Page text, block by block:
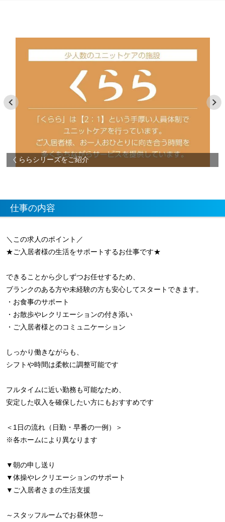
くららシリーズをご紹介
仕事の内容
＼この求人のポイント／
★ご入居者様の生活をサポートするお仕事です★
できることから少しずつお任せするため、
ブランクのある方や未経験の方も安心してスタートできます。
・お食事のサポート
・お散歩やレクリエーションの付き添い
・ご入居者様とのコミュニケーション
しっかり働きながらも、
シフトや時間は柔軟に調整可能です
フルタイムに近い勤務も可能なため、
安定した収入を確保したい方にもおすすめです
＜1日の流れ（日勤・早番の一例）＞
※各ホームにより異なります
▼朝の申し送り
▼体操やレクリエーションのサポート
▼ご入居者さまの生活支援
～スタッフルームでお昼休憩～